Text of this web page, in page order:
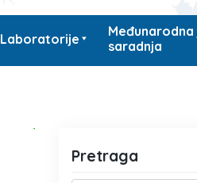
Laboratorije
Međunarodna
saradnja
Pretraga